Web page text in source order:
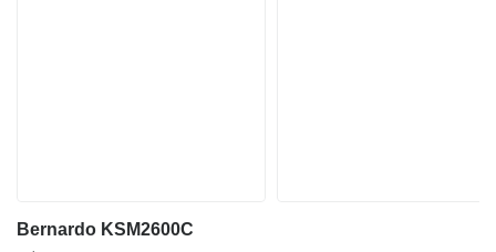
Bernardo KSM2600C